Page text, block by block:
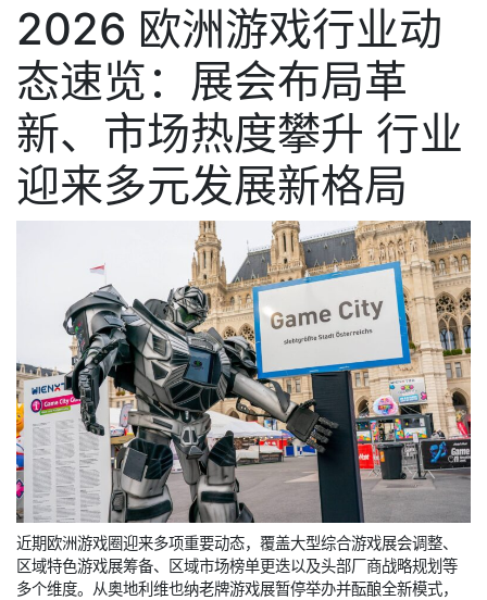
2026 欧洲游戏行业动
态速览：展会布局革
新、市场热度攀升 行业
迎来多元发展新格局
近期欧洲游戏圈迎来多项重要动态，覆盖大型综合游戏展会调整、
区域特色游戏展筹备、区域市场榜单更迭以及头部厂商战略规划等
多个维度。从奥地利维也纳老牌游戏展暂停举办并酝酿全新模式，